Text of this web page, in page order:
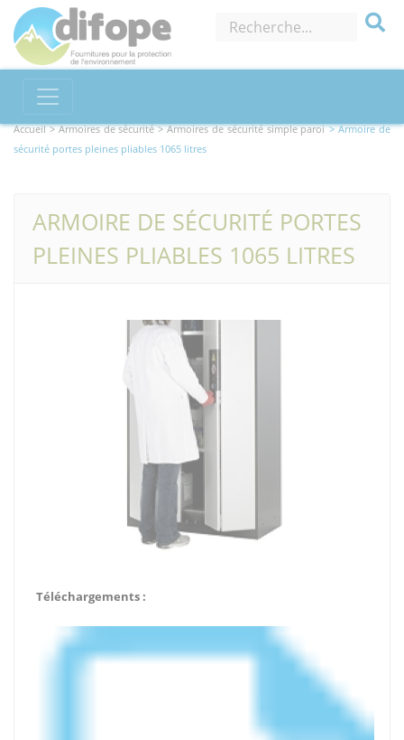
Accueil >Armoires de sécurité> Armoires de sécurité simple paroi > Armoire de
sécurité portes pleines pliables 1065 litres
ARMOIRE DE SÉCURITÉ PORTES
PLEINES PLIABLES 1065 LITRES
Téléchargements :